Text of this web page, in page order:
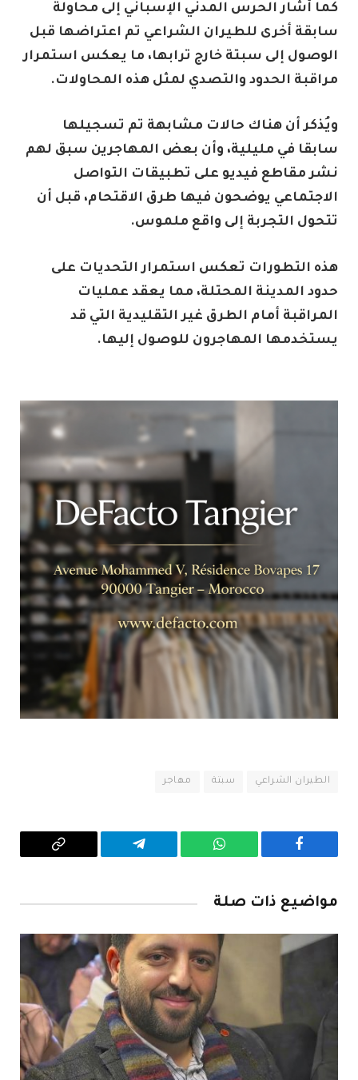
كما أشار الحرس المدني الإسباني إلى محاولة
سابقة أخرى للطيران الشراعي تم اعتراضها قبل
الوصول إلى سبتة خارج ترابها، ما يعكس استمرار
مراقبة الحدود والتصدي لمثل هذه المحاولات.
ويُذكر أن هناك حالات مشابهة تم تسجيلها
سابقا في مليلية، وأن بعض المهاجرين سبق لهم
نشر مقاطع فيديو على تطبيقات التواصل
الاجتماعي يوضحون فيها طرق الاقتحام، قبل أن
تتحول التجربة إلى واقع ملموس.
هذه التطورات تعكس استمرار التحديات على
حدود المدينة المحتلة، مما يعقد عمليات
المراقبة أمام الطرق غير التقليدية التي قد
يستخدمها المهاجرون للوصول إليها.
الطيران الشراعي سبتة مهاجر
فيسبوك واتساب تيلقرام
Copy
مواضيع ذات صلة